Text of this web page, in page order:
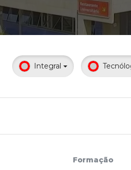
Integral
Formação